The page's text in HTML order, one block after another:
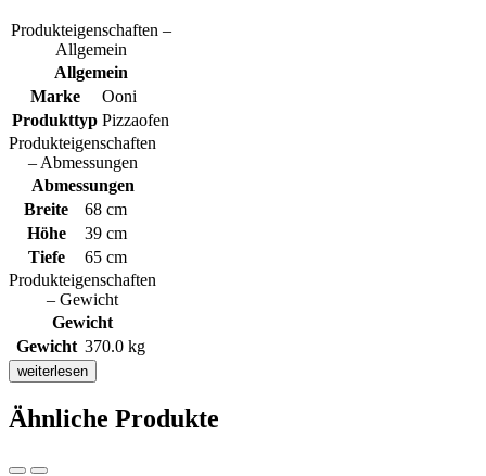
Produkteigenschaften –
Allgemein
Allgemein
Marke
Ooni
Produkttyp Pizzaofen
Produkteigenschaften
– Abmessungen
Abmessungen
Breite
68 cm
Höhe
39 cm
Tiefe
65 cm
Produkteigenschaften
– Gewicht
Gewicht
Gewicht 370.0 kg
weiterlesen
Ähnliche Produkte